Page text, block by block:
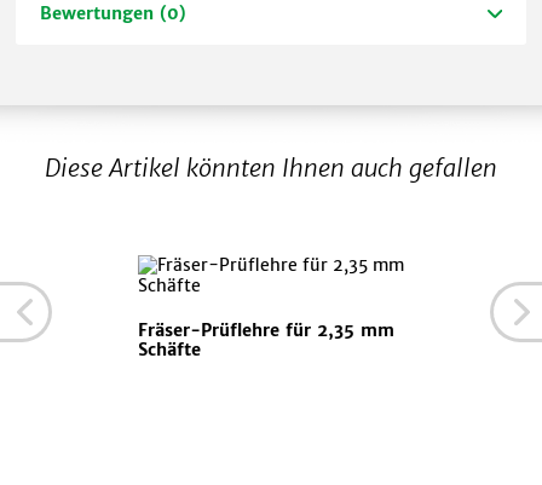
Bewertungen (0)
Diese Artikel könnten Ihnen auch gefallen
Fräser-Prüflehre für 2,35 mm
Schäfte